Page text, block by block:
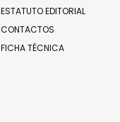
ESTATUTO EDITORIAL
CONTACTOS
FICHA TÉCNICA